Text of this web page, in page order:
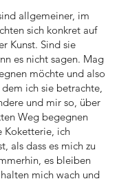
allgemeiner, im
sich konkret auf
Kunst. Sind sie
es nicht sagen. Mag
möchte und also
ich sie betrachte,
und mir so, über
Weg begegnen
Koketterie, ich
als dass es mich zu
es bleiben
mich wach und